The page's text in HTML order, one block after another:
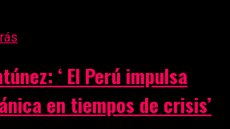
‘ El Perú impulsa
en tiempos de crisis’